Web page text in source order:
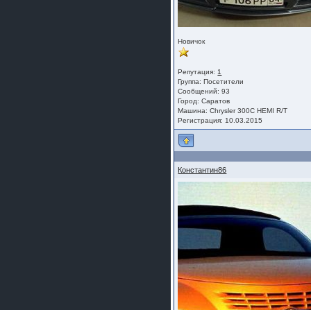
Новичок
Репутация: 1
Группа:Посетители
Сообщений: 93
Город: Саратов
Машина: Chrysler 300C HEMI R/T
Регистрация: 10.03.2015
Константин86